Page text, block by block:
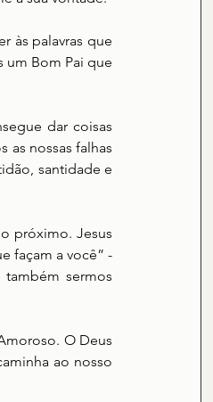
às palavras que
um Bom Pai que
dar coisas
as nossas falhas
santidade e
próximo. Jesus
façam a você” -
sermos
O Deus
ao nosso